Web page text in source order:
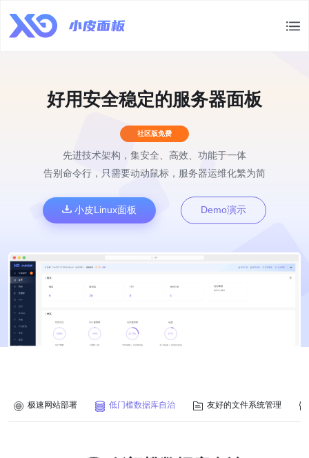
好用安全稳定的服务器面板
社区版免费
先进技术架构，集安全、高效、功能于一体
告别命令行，只需要动动鼠标，服务器运维化繁为简
小皮Linux面板 Demo演示
极速网站部署 低门槛数据库自治 友好的文件系统管理